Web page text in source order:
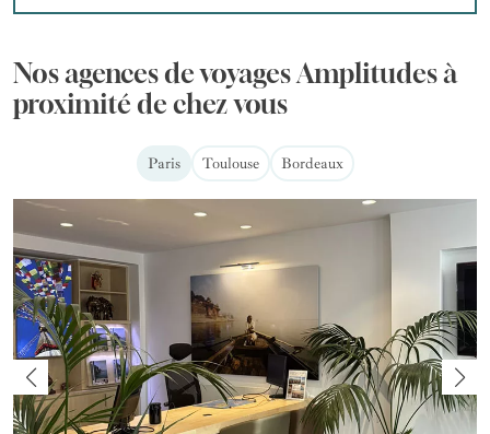
Nos agences de voyages Amplitudes à
proximité de chez vous
Paris Toulouse Bordeaux